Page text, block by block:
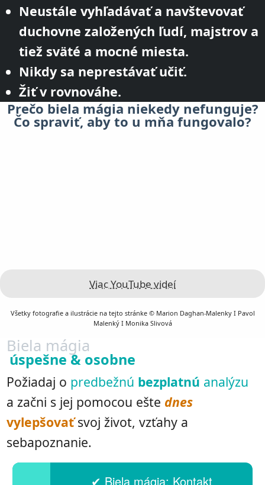
Neustále vyhľadávať a navštevovať
duchovne založených ľudí, majstrov a
tiež sväté a mocné miesta.
Nikdy sa neprestávať učiť.
Žiť v rovnováhe.
Prečo biela mágia niekedy nefunguje?
Čo spraviť, aby to u mňa fungovalo?
Viac YouTube videí
Všetky fotografie a ilustrácie na tejto stránke © Marion Daghan-Malenky I Pavol
Malenký I Monika Slivová
Biela mágia
úspešne & osobne
Požiadaj o predbežnú bezplatnú analýzu
a začni s jej pomocou ešte dnes
vylepšovaťsvoj život, vzťahy a
sebapoznanie.
✔︎ Biela mágia: Kontakt